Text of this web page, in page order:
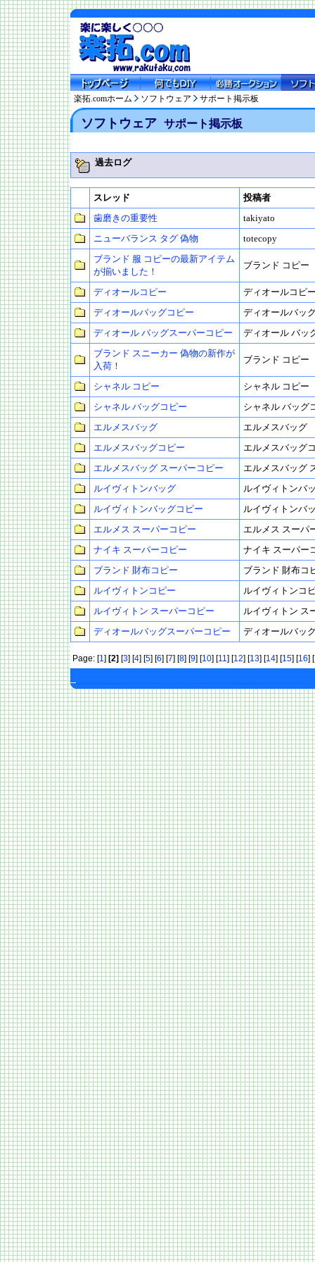
楽拓.comホーム ソフトウェア サポート掲示板
ソフトウェア サポート掲示板
過去ログ
スレッド
投稿者
歯磨きの重要性
takiyato
ニューバランス タグ 偽物
totecopy
ブランド 服 コピーの最新アイテム
が揃いました！
ブランド コピー
ディオールコピー
ディオールコピ
ディオールバッグコピー
ディオールバッ
ディオール バッグスーパーコピー
ディオール バッ
ブランド スニーカー 偽物の新作が
入荷！
ブランド コピー
シャネル コピー
シャネル コピー
シャネル バッグコピー
シャネル バッグ
エルメスバッグ
エルメスバッグ
エルメスバッグコピー
エルメスバッグ
エルメスバッグ スーパーコピー
エルメスバッグ
ルイヴィトンバッグ
ルイヴィトンバ
ルイヴィトンバッグコピー
ルイヴィトンバ
エルメス スーパーコピー
エルメス スーパ
ナイキ スーパーコピー
ナイキ スーパー
ブランド 財布コピー
ブランド 財布コ
ルイヴィトンコピー
ルイヴィトンコ
ルイヴィトン スーパーコピー
ルイヴィトン ス
ディオールバッグスーパーコピー
ディオールバッ
Page: [1] [2] [3] [4] [5] [6] [7] [8] [9] [10] [11] [12] [13] [14] [15] [16] [